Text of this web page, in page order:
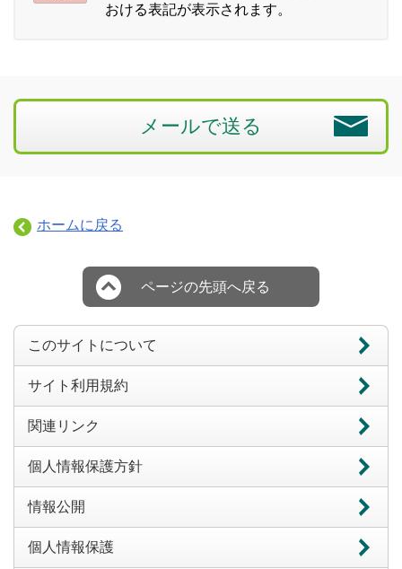
おける表記が表示されます。
メールで送る
ホームに戻る
ページの先頭へ戻る
このサイトについて
サイト利用規約
関連リンク
個人情報保護方針
情報公開
個人情報保護